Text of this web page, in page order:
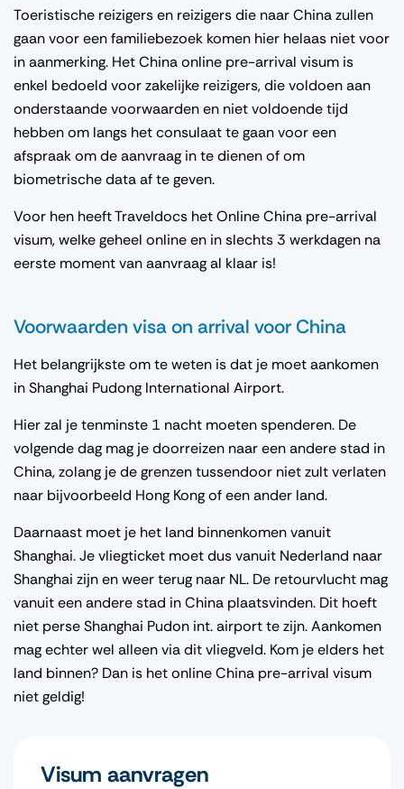
Toeristische reizigers en reizigers die naar China zullen
gaan voor een familiebezoek komen hier helaas niet voor
in aanmerking. Het China online pre-arrival visum is
enkel bedoeld voor zakelijke reizigers, die voldoen aan
onderstaande voorwaarden en niet voldoende tijd
hebben om langs het consulaat te gaan voor een
afspraak om de aanvraag in te dienen of om
biometrische data af te geven.
Voor hen heeft Traveldocs het Online China pre-arrival
visum, welke geheel online en in slechts 3 werkdagen na
eerste moment van aanvraag al klaar is!
Voorwaarden visa on arrival voor China
Het belangrijkste om te weten is dat je moet aankomen
in Shanghai Pudong International Airport.
Hier zal je tenminste 1 nacht moeten spenderen. De
volgende dag mag je doorreizen naar een andere stad in
China, zolang je de grenzen tussendoor niet zult verlaten
naar bijvoorbeeld Hong Kong of een ander land.
Daarnaast moet je het land binnenkomen vanuit
Shanghai. Je vliegticket moet dus vanuit Nederland naar
Shanghai zijn en weer terug naar NL. De retourvlucht mag
vanuit een andere stad in China plaatsvinden. Dit hoeft
niet perse Shanghai Pudon int. airport te zijn. Aankomen
mag echter wel alleen via dit vliegveld. Kom je elders het
land binnen? Dan is het online China pre-arrival visum
niet geldig!
Visum aanvragen